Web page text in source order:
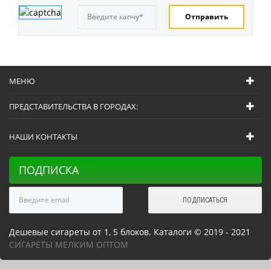
МЕНЮ
ПРЕДСТАВИТЕЛЬСТВА В ГОРОДАХ:
НАШИ КОНТАКТЫ
ПОДПИСКА
Дешевые сигареты от 1, 5 блоков. Каталоги © 2019 - 2021
СИГАРЕТЫ МЕЛКИМ ОПТОМ